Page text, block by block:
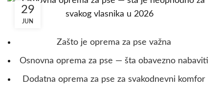
29
JUN
Zašto je oprema za pse važna
Osnovna oprema za pse — šta obavezno nabaviti
Dodatna oprema za pse za svakodnevni komfor